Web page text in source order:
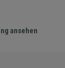
ansehen